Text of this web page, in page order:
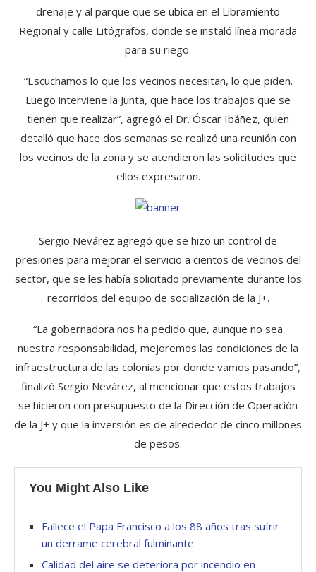
drenaje y al parque que se ubica en el Libramiento
Regional y calle Litógrafos, donde se instaló línea morada
para su riego.
“Escuchamos lo que los vecinos necesitan, lo que piden.
Luego interviene la Junta, que hace los trabajos que se
tienen que realizar”, agregó el Dr. Óscar Ibáñez, quien
detalló que hace dos semanas se realizó una reunión con
los vecinos de la zona y se atendieron las solicitudes que
ellos expresaron.
Sergio Nevárez agregó que se hizo un control de
presiones para mejorar el servicio a cientos de vecinos del
sector, que se les había solicitado previamente durante los
recorridos del equipo de socialización de la J+.
“La gobernadora nos ha pedido que, aunque no sea
nuestra responsabilidad, mejoremos las condiciones de la
infraestructura de las colonias por donde vamos pasando”,
finalizó Sergio Nevárez, al mencionar que estos trabajos
se hicieron con presupuesto de la Dirección de Operación
de la J+ y que la inversión es de alrededor de cinco millones
de pesos.
You Might Also Like
Fallece el Papa Francisco a los 88 años tras sufrir
un derrame cerebral fulminante
Calidad del aire se deteriora por incendio en